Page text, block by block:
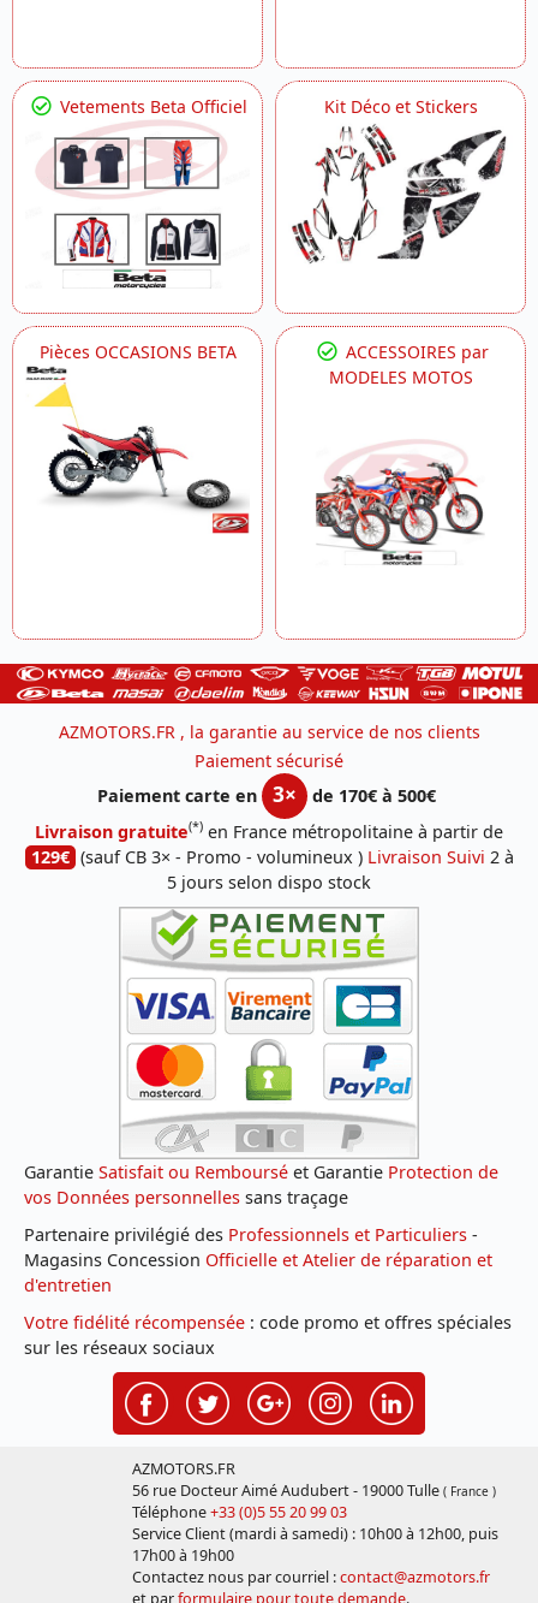
Vetements Beta Officiel Kit Déco et Stickers
Pièces OCCASIONS BETA
ACCESSOIRES par
MODELES MOTOS
AZMOTORS.FR , la garantie au service de nos clients
Paiement sécurisé
Paiement carte en
3×
de 170€ à 500€
Livraison gratuite(*) en France métropolitaine à partir de
129€ (sauf CB 3× - Promo - volumineux ) Livraison Suivi 2 à
5 jours selon dispo stock
Garantie Satisfait ou Remboursé et Garantie Protection de
vos Données personnelles sans traçage
Partenaire privilégié des Professionnels et Particuliers -
Magasins Concession Officielle et Atelier de réparation et
d'entretien
Votre fidélité récompensée : code promo et offres spéciales
sur les réseaux sociaux
AZMOTORS.FR
56 rue Docteur Aimé Audubert - 19000 Tulle ( France )
Téléphone+33 (0)5 55 20 99 03
Service Client (mardi à samedi) : 10h00 à 12h00, puis
17h00 à 19h00
Contactez nous par courriel :contact@azmotors.fr
et parformulaire pour toute demande.